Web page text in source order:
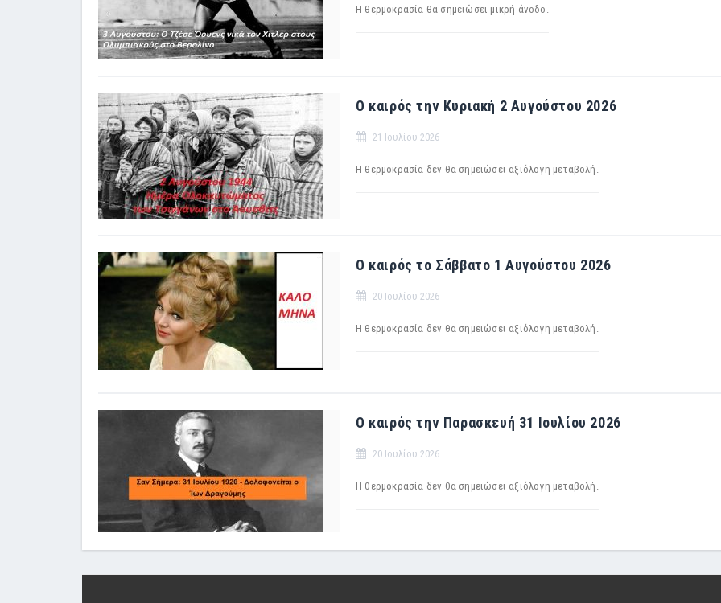
Η θερμοκρασία θα σημειώσει μικρή άνοδο.
Ο καιρός την Κυριακή 2 Αυγούστου 2026
21 Ιουλίου 2026
Η θερμοκρασία δεν θα σημειώσει αξιόλογη μεταβολή.
Ο καιρός το Σάββατο 1 Αυγούστου 2026
20 Ιουλίου 2026
Η θερμοκρασία δεν θα σημειώσει αξιόλογη μεταβολή.
Ο καιρός την Παρασκευή 31 Ιουλίου 2026
20 Ιουλίου 2026
Η θερμοκρασία δεν θα σημειώσει αξιόλογη μεταβολή.